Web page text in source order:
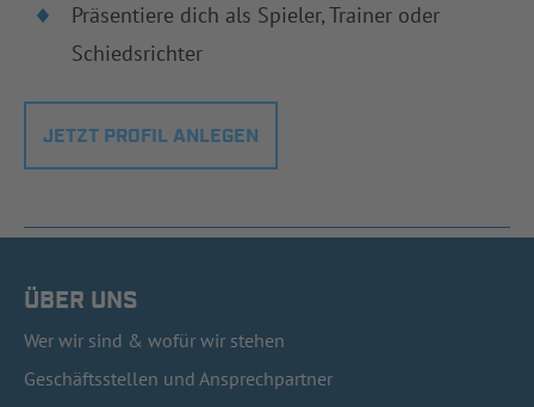
Präsentiere dich als Spieler, Trainer oder
Schiedsrichter
JETZT PROFIL ANLEGEN
ÜBER UNS
Wer wir sind & wofür wir stehen
Geschäftsstellen und Ansprechpartner